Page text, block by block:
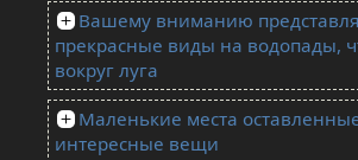
Вашему вниманию
прекрасные виды на водопады,
вокруг луга
Маленькие места
интересные вещи